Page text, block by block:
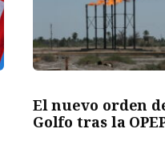
El nuevo orden
Golfo tras la